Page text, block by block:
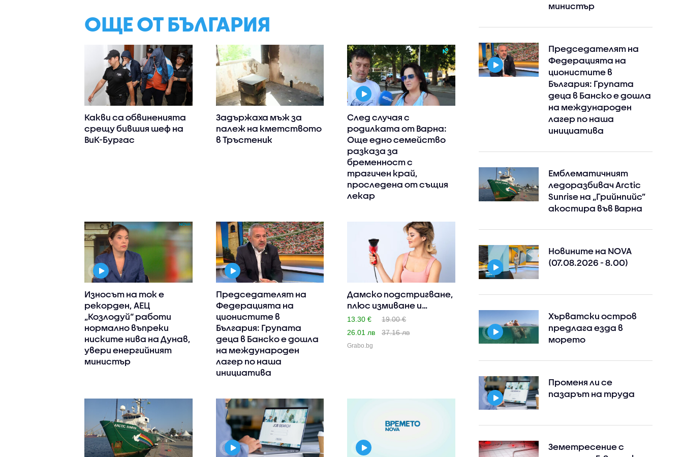
ОЩЕ ОТ БЪЛГАРИЯ
Какви са обвиненията
срещу бившия шеф на
ВиК-Бургас
Задържаха мъж за
палеж на кметството
в Тръстеник
След случая с
родилката от Варна:
Още едно семейство
разказа за
бременност с
трагичен край,
проследена от същия
лекар
Износът на ток е
рекорден, АЕЦ
„Козлодуй“ работи
нормално въпреки
ниските нива на Дунав,
увери енергийният
министър
Председателят на
Федерацията на
ционистите в
България: Групата
деца в Банско е дошла
на международен
лагер по наша
инициатива
Дамско подстригване,
плюс измиване и
оформян..
13.30 €
19.00 €
26.01 лв
37.16 лв
Grabo.bg
министър
Председателят на
Федерацията на
ционистите в
България: Групата
деца в Банско е дошла
на международен
лагер по наша
инициатива
Емблематичният
ледоразбивач Arctic
Sunrise на „Грийнпийс”
акостира във Варна
Новините на NOVA
(07.08.2026 - 8.00)
Хърватски остров
предлага езда в
морето
Променя ли се
пазарът на труда
Земетресение с